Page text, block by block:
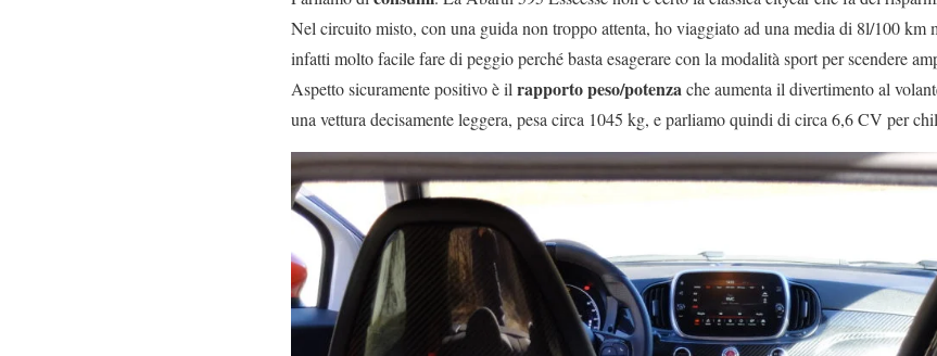
Nel circuito misto, con una guida non troppo attenta, ho viaggiato ad una media di 8l/100 km
infatti molto facile fare di peggio perché basta esagerare con la modalità sport per scendere
Aspetto sicuramente positivo è ilrapporto peso/potenzache aumenta il divertimento al
una vettura decisamente leggera, pesa circa 1045 kg, e parliamo quindi di circa 6,6 CV per